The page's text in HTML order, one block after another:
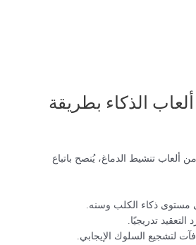
الذكاء بطريقة
ألعاب تنشيط الدماغ، يُنصح باتباع
مستوى ذكاء الكلب وسنه.
التعقيد تدريجيًا.
لتشجيع السلوك الإيجابي.